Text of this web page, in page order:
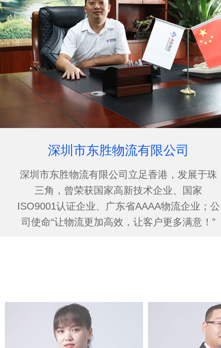
深圳市东胜物流有限公司
深圳市东胜物流有限公司立足香港，发展于珠
三角，曾荣获国家高新技术企业、国家
ISO9001认证企业、广东省AAAA物流企业；公
司使命“让物流更加高效，让客户更多满意！”